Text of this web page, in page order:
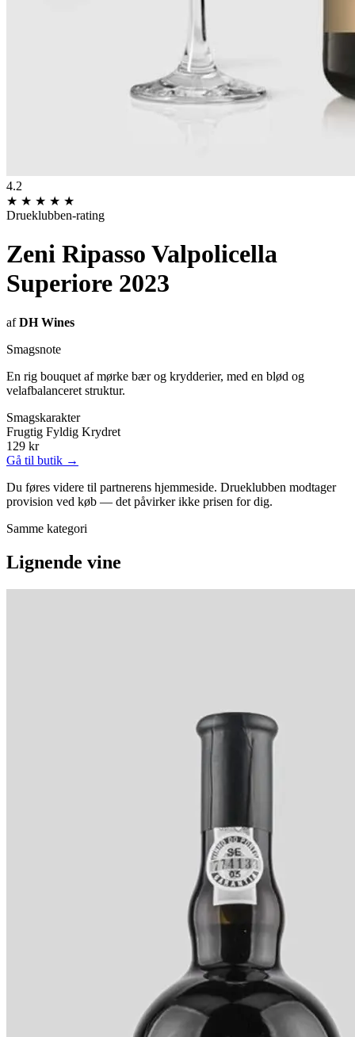
4.2
★ ★ ★ ★ ★
Drueklubben-rating
Zeni Ripasso Valpolicella
Superiore 2023
afDH Wines
Smagsnote
En rig bouquet af mørke bær og krydderier, med en blød og
velafbalanceret struktur.
Smagskarakter
Frugtig Fyldig Krydret
129 kr
Gå til butik →
Du føres videre til partnerens hjemmeside. Drueklubben modtager
provision ved køb — det påvirker ikke prisen for dig.
Samme kategori
Lignende vine